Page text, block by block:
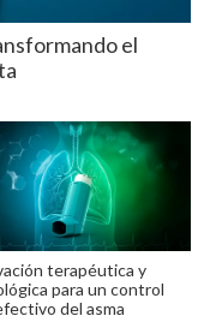
el
terapéutica y
para un control
del asma